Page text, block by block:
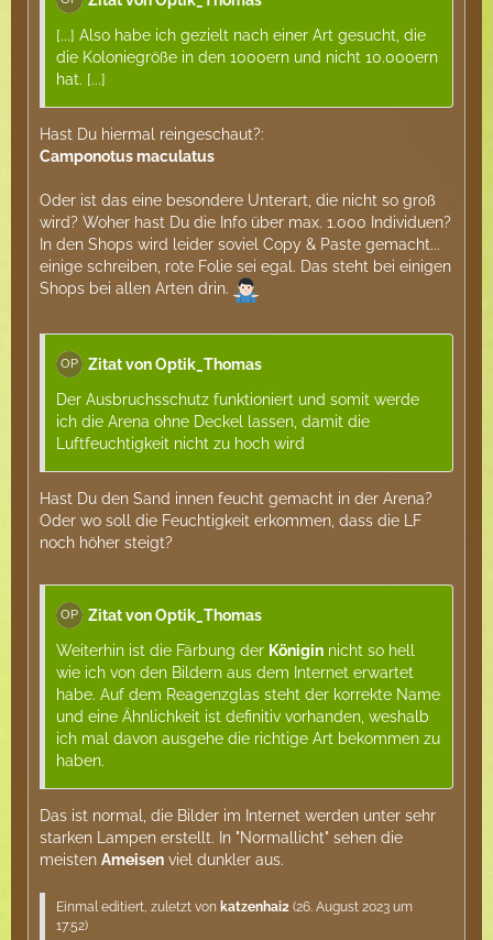
[...] Also habe ich gezielt nach einer Art gesucht, die
die Koloniegröße in den 1000ern und nicht 10.000ern
hat. [...]
Hast Du hiermal reingeschaut?:
Camponotus maculatus
Oder ist das eine besondere Unterart, die nicht so groß
wird? Woher hast Du die Info über max. 1.000 Individuen?
In den Shops wird leider soviel Copy & Paste gemacht...
einige schreiben, rote Folie sei egal. Das steht bei einigen
Shops bei allen Arten drin.
Zitat von Optik_Thomas
Der Ausbruchsschutz funktioniert und somit werde
ich die Arena ohne Deckel lassen, damit die
Luftfeuchtigkeit nicht zu hoch wird
Hast Du den Sand innen feucht gemacht in der Arena?
Oder wo soll die Feuchtigkeit erkommen, dass die LF
noch höher steigt?
Zitat von Optik_Thomas
Weiterhin ist die Färbung der Königin nicht so hell
wie ich von den Bildern aus dem Internet erwartet
habe. Auf dem Reagenzglas steht der korrekte Name
und eine Ähnlichkeit ist definitiv vorhanden, weshalb
ich mal davon ausgehe die richtige Art bekommen zu
haben.
Das ist normal, die Bilder im Internet werden unter sehr
starken Lampen erstellt. In "Normallicht" sehen die
meisten Ameisen viel dunkler aus.
Einmal editiert, zuletzt von katzenhai2 (26. August 2023 um
17:52)